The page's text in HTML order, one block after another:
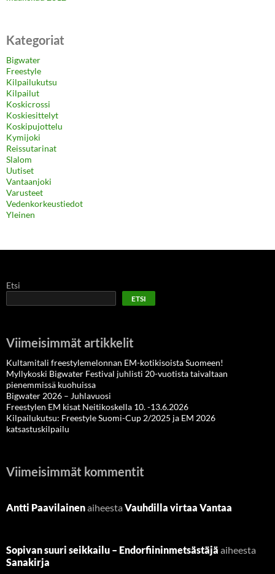
Kategoriat
Bigwater
Freestyle
Kilpailukutsu
Kilpailut
Koskicrossi
Koskiesittelyt
Koskipujottelu
Kymijoki
Reissutarinat
Slalom
Uutiset
Vantaanjoki
Varusteet
Vedenkorkeustiedot
Yleinen
Etsi
ETSI
Viimeisimmät artikkelit
Kultamitali freestylemelonnan EM-kotikisoista Suomeen!
Myllykoski Bigwater Festival juhlisti 20-vuotista taivaltaan
pienemmissä kuohuissa
Bigwater 2026 – Juhlavuosi
Freestylen EM kisat Neitikoskella 10. -13.6.2026
Kilpailukutsu: Freestyle Suomi-Cup 2/2025 ja EM 2026
katsastuskilpailu
Viimeisimmät kommentit
Antti Paavilainenaiheesta Vauhdilla virtaa Vantaa
Sopivan suuri seikkailu – Endorfiininmetsästäjä aiheesta
Sanakirja